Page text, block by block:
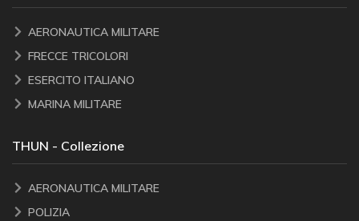
AERONAUTICA MILITARE
FRECCE TRICOLORI
ESERCITO ITALIANO
MARINA MILITARE
THUN - Collezione
AERONAUTICA MILITARE
POLIZIA